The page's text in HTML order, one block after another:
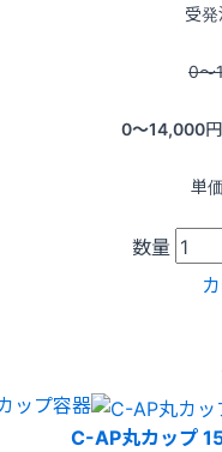
受
0〜
0〜14,000
単価
数量
ップ容器
C-AP丸カップ